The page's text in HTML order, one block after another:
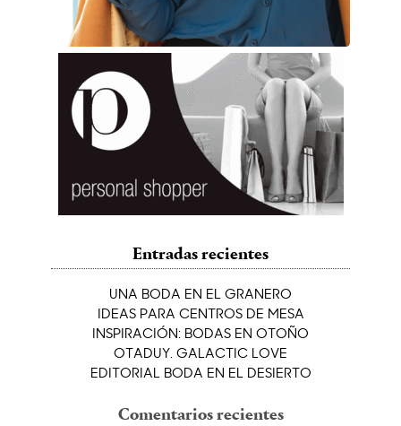
Entradas recientes
UNA BODA EN EL GRANERO
IDEAS PARA CENTROS DE MESA
INSPIRACIÓN: BODAS EN OTOÑO
OTADUY. GALACTIC LOVE
EDITORIAL BODA EN EL DESIERTO
Comentarios recientes